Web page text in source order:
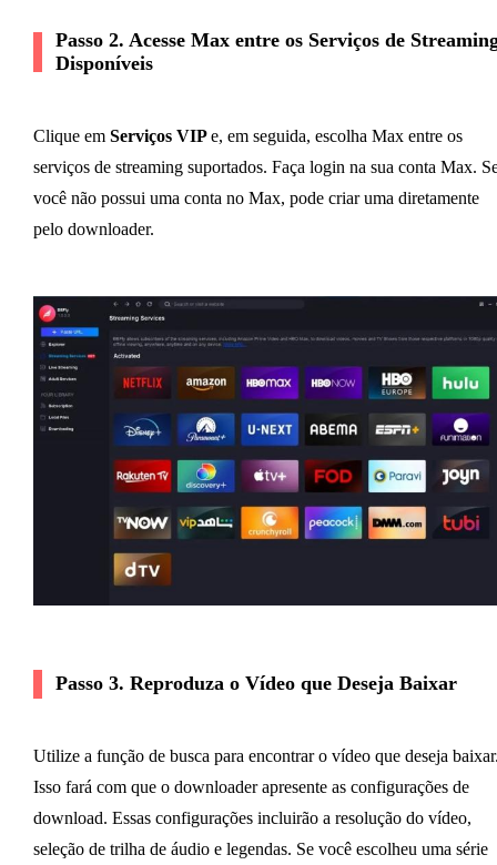
Passo 2. Acesse Max entre os Serviços de
Disponíveis
Clique em Serviços VIPe, em seguida, escolha Max entre os
serviços de streaming suportados. Faça login na sua conta Max.
você não possui uma conta no Max, pode criar uma diretamente
pelo downloader.
Passo 3. Reproduza o Vídeo que Deseja Baixar
Utilize a função de busca para encontrar o vídeo que deseja
Isso fará com que o downloader apresente as configurações de
download. Essas configurações incluirão a resolução do vídeo,
seleção de trilha de áudio e legendas. Se você escolheu uma série